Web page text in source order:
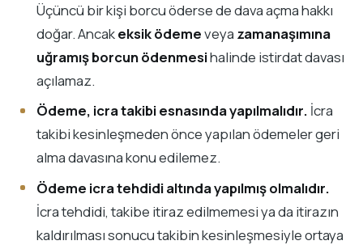
Üçüncü bir kişi borcu öderse de dava açma hakkı
doğar. Ancakeksik ödemeveya zamanaşımına
uğramış borcun ödenmesihalinde istirdat davası
açılamaz.
Ödeme, icra takibi esnasında yapılmalıdır. İcra
takibi kesinleşmeden önce yapılan ödemeler geri
alma davasına konu edilemez.
Ödeme icra tehdidi altında yapılmış olmalıdır.
İcra tehdidi, takibe itiraz edilmemesi ya da itirazın
kaldırılması sonucu takibin kesinleşmesiyle ortaya